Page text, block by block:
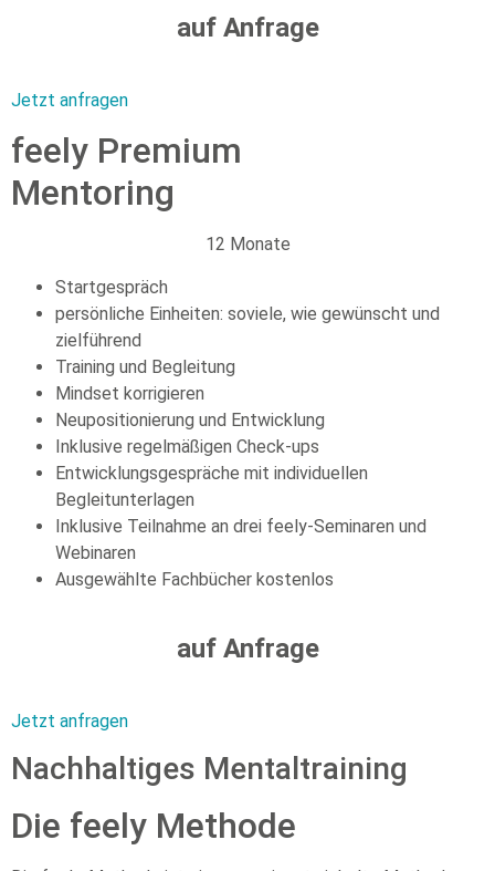
auf Anfrage
Jetzt anfragen
feely Premium
Mentoring
12 Monate
Startgespräch
persönliche Einheiten: soviele, wie gewünscht und
zielführend
Training und Begleitung
Mindset korrigieren
Neupositionierung und Entwicklung
Inklusive regelmäßigen Check-ups
Entwicklungsgespräche mit individuellen
Begleitunterlagen
Inklusive Teilnahme an drei feely-Seminaren und
Webinaren
Ausgewählte Fachbücher kostenlos
auf Anfrage
Jetzt anfragen
Nachhaltiges Mentaltraining
Die feely Methode